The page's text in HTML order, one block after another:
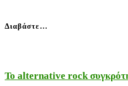
Διαβάστε…
Το alternative rock